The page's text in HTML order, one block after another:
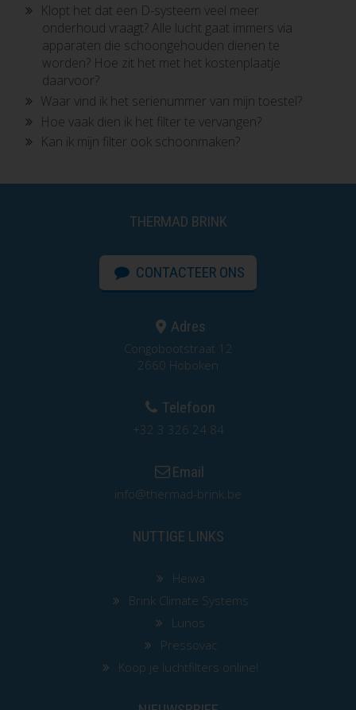
Klopt het dat een D-systeem veel meer
onderhoud vraagt? Alle lucht gaat immers via
apparaten die schoongehouden dienen te
worden? Hoe zit het met het kostenplaatje
daarvoor?
Waar vind ik het serienummer van mijn toestel?
Hoe vaak dien ik het filter te vervangen?
Kan ik mijn filter ook schoonmaken?
THERMAD BRINK
CONTACTEER ONS
Adres
Congobootstraat 12
2660 Hoboken
Telefoon
+32 3 326 24 84
Email
info@thermad-brink.be
NUTTIGE LINKS
Heiwa
Brink Climate Systems
Lunos
Pressovac
Koop je luchtfilters online!